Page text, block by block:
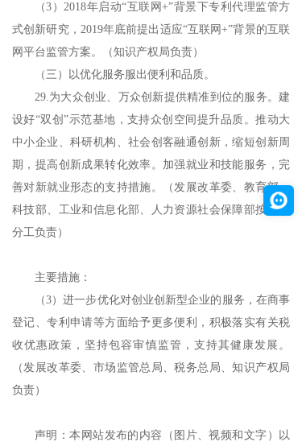
（3）2018年启动“互联网+”背景下专利代理监管方
式创新研究，2019年底前提出适应“互联网+”背景的互联
网平台监管方案。（知识产权局负责）
（三）以优化服务服出便利和品质。
29.为大众创业、万众创新提供精准到位的服务。建
设好“双创”示范基地，支持众创空间提升品质。推动大
中小企业、科研机构、社会创客融通创新，缩短创新周
期，提高创新成果转化效率。加强就业和技能服务，完
善对新就业形态的支持措施。（发展改革委、教育部、
科技部、工业和信息化部、人力资源社会保障部按职责
分工负责）
主要措施：
（3）进一步优化对创业创新型企业的服务，在商事
登记、专利申请等方面给予更多便利，积极落实有关税
收优惠政策，坚持包容审慎监管，支持其健康发展。
（发展改革委、市场监管总局、税务总局、知识产权局
负责）
声明：本网站发布的内容（图片、视频和文字）以